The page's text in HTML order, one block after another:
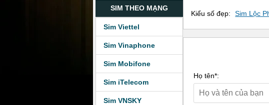
SIM THEO MẠNG
Sim Viettel
Sim Vinaphone
Sim Mobifone
Sim iTelecom
Sim VNSKY
Kiểu số đẹp: Sim Lộc
Họ tên*: